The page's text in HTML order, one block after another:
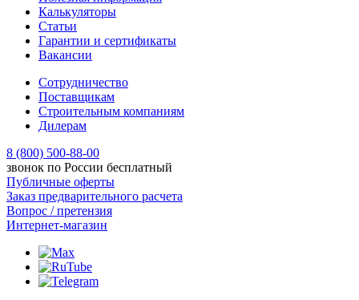
Калькуляторы
Статьи
Гарантии и сертификаты
Вакансии
Сотрудничество
Поставщикам
Строительным компаниям
Дилерам
8 (800) 500-88-00
звонок по России бесплатный
Публичные оферты
Заказ предварительного расчета
Вопрос / претензия
Интернет-магазин